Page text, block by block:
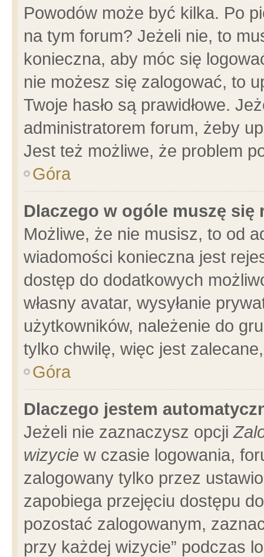
Powodów może być kilka. Po
na tym forum? Jeżeli nie, to
konieczna, aby móc się
nie możesz się zalogować, to
Twoje hasło są prawidłowe.
administratorem forum, żeby
Jest też możliwe, że problem
Góra
Dlaczego w ogóle muszę się
Możliwe, że nie musisz, to od
wiadomości konieczna jest
dostęp do dodatkowych
własny avatar, wysyłanie
użytkowników, należenie do
tylko chwilę, więc jest
Góra
Dlaczego jestem
Jeżeli nie zaznaczysz opcji
wizycie w czasie logowania,
zalogowany tylko przez
zapobiega przejęciu dostępu
pozostać zalogowanym,
przy każdej wizycie” podczas